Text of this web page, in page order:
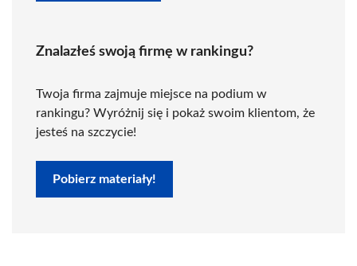
Znalazłeś swoją firmę w rankingu?
Twoja firma zajmuje miejsce na podium w
rankingu? Wyróżnij się i pokaż swoim klientom, że
jesteś na szczycie!
Pobierz materiały!